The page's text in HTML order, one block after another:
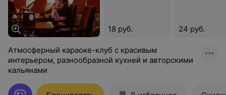
18 руб. 24 руб.
Атмосферный караоке-клуб с красивым
интерьером, разнообразной кухней и авторскими
кальянами